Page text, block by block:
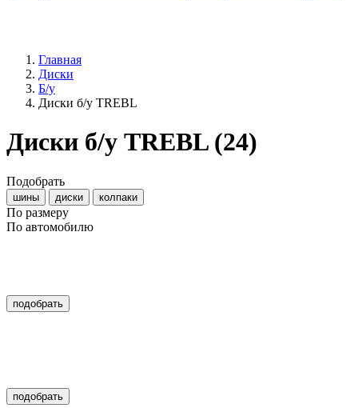
Главная
Диски
Б/у
Диски б/у TREBL
Диски б/у TREBL (24)
Подобрать
шины диски колпаки
По размеру
По автомобилю
подобрать
подобрать